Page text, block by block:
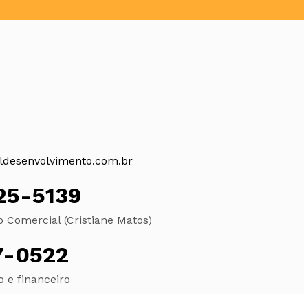
5139
Comercial (Cristiane Matos)
0522
e financeiro